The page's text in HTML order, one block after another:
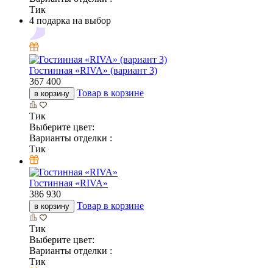
Тик
4 подарка на выбор
Гостинная «RIVA» (вариант 3)
367 400
в корзину Товар в корзине
Тик
Выберите цвет:
Варианты отделки :
Тик
Гостинная «RIVA»
386 930
в корзину Товар в корзине
Тик
Выберите цвет:
Варианты отделки :
Тик